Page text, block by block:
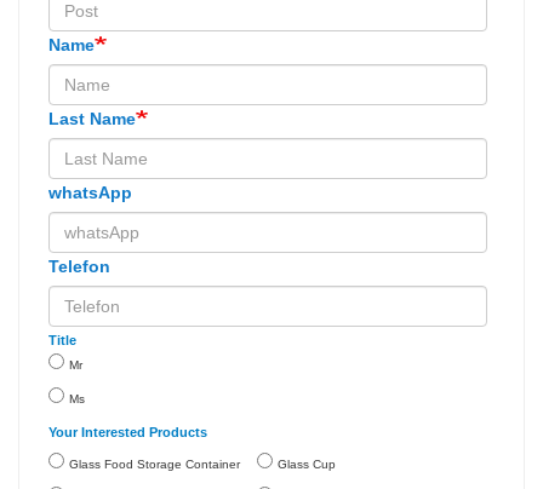
Name
Last Name
whatsApp
Telefon
Title
Mr
Ms
Your Interested Products
Glass Food Storage Container Glass Cup